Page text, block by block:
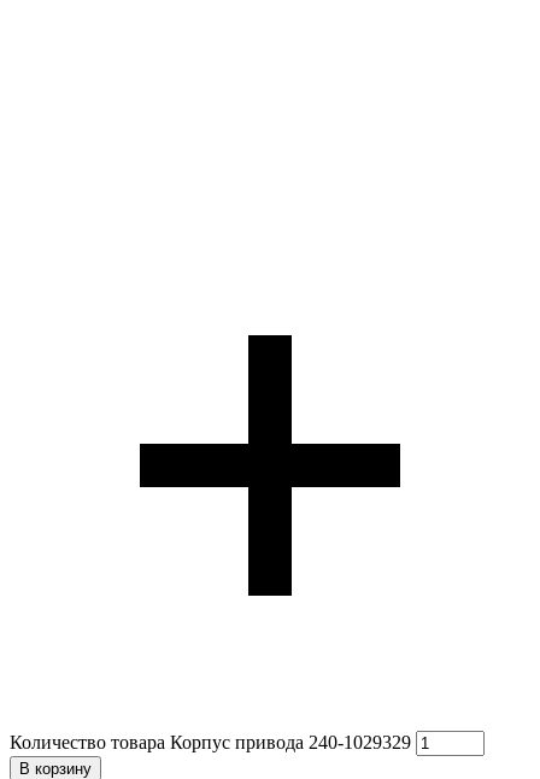
Количество товара Корпус привода 240-1029329
В корзину